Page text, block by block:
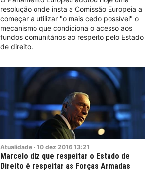
resolução onde insta a Comissão Europeia a
começar a utilizar "o mais cedo possível" o
mecanismo que condiciona o acesso aos
fundos comunitários ao respeito pelo Estado
de direito.
Atualidade · 10 dez 2016 13:21
Marcelo diz que respeitar o Estado de
Direito é respeitar as Forças Armadas